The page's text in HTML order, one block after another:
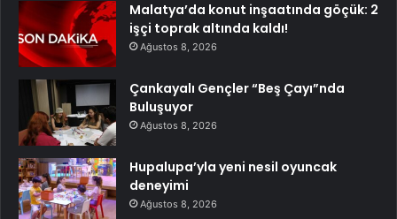
Malatya’da konut inşaatında göçük: 2
işçi toprak altında kaldı!
Ağustos 8, 2026
Çankayalı Gençler “Beş Çayı”nda
Buluşuyor
Ağustos 8, 2026
Hupalupa’yla yeni nesil oyuncak
deneyimi
Ağustos 8, 2026